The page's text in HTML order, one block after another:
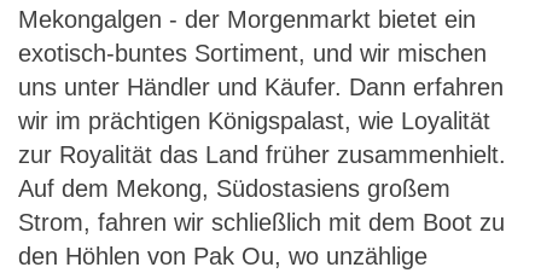
Mekongalgen - der Morgenmarkt bietet ein
exotisch-buntes Sortiment, und wir mischen
uns unter Händler und Käufer. Dann erfahren
wir im prächtigen Königspalast, wie Loyalität
zur Royalität das Land früher zusammenhielt.
Auf dem Mekong, Südostasiens großem
Strom, fahren wir schließlich mit dem Boot zu
den Höhlen von Pak Ou, wo unzählige